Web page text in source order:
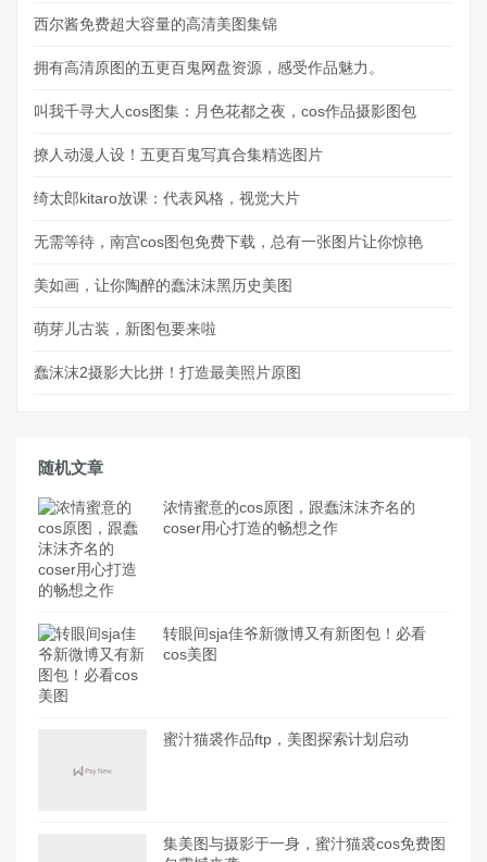
西尔酱免费超大容量的高清美图集锦
拥有高清原图的五更百鬼网盘资源，感受作品魅力。
叫我千寻大人cos图集：月色花都之夜，cos作品摄影图包
撩人动漫人设！五更百鬼写真合集精选图片
绮太郎kitaro放课：代表风格，视觉大片
无需等待，南宫cos图包免费下载，总有一张图片让你惊艳
美如画，让你陶醉的蠢沫沫黑历史美图
萌芽儿古装，新图包要来啦
蠢沫沫2摄影大比拼！打造最美照片原图
随机文章
浓情蜜意的cos原图，跟蠢沫沫齐名的
coser用心打造的畅想之作
转眼间sja佳爷新微博又有新图包！必看
cos美图
蜜汁猫裘作品ftp，美图探索计划启动
集美图与摄影于一身，蜜汁猫裘cos免费图